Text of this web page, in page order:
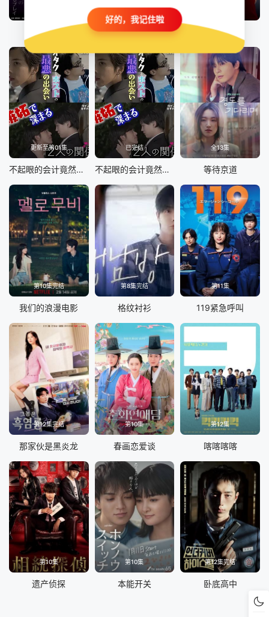
社畜人薮
已完结
另一个蜡笔小新 茶壶家族登场了喔～！第一季 第一个男人
更新至第01集
不起眼的会计竟然是牛郎第二季
已完结
不起眼的会计竟然是牛郎
全13集
等待京道
第10集完结
我们的浪漫电影
第8集完结
格纹衬衫
第11集
119紧急呼叫
第12集完结
那家伙是黑炎龙
第10集
春画恋爱谈
第12集
喀喀喀喀
第10集
遗产侦探
第10集
本能开关
第12集完结
卧底高中
好的，我记住啦